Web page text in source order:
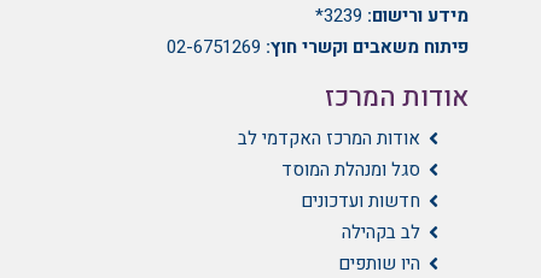
מידע ורישום: 3239*
פיתוח משאבים וקשרי חוץ: 02-6751269
אודות המרכז
אודות המרכז האקדמי לב
סגל ומנהלת המוסד
חדשות ועדכונים
לב בקהילה
היו שותפים